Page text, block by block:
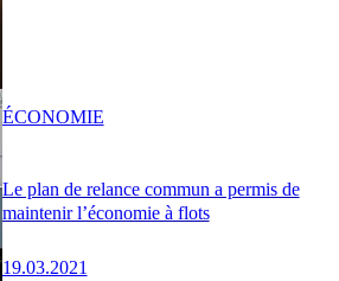
Le plan de relance commun a permis de
maintenir l’économie à flots
19.03.2021
ÉCONOMIE